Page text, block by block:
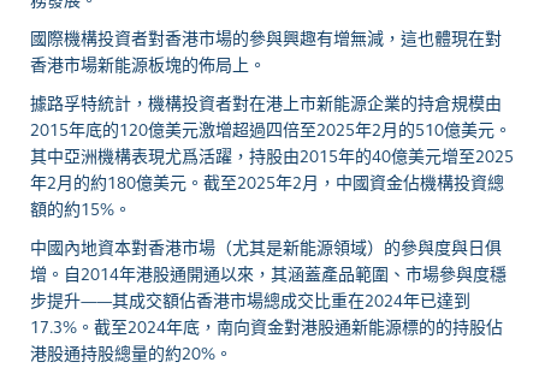
國際機構投資者對香港市場的參與興趣有增無減，這也體現在對
香港市場新能源板塊的佈局上。
據路孚特統計，機構投資者對在港上市新能源企業的持倉規模由
2015年底的120億美元激增超過四倍至2025年2月的510億美元。
其中亞洲機構表現尤爲活躍，持股由2015年的40億美元增至2025
年2月的約180億美元。截至2025年2月，中國資金佔機構投資總
額的約15%。
中國內地資本對香港市場（尤其是新能源領域）的參與度與日俱
增。自2014年港股通開通以來，其涵蓋產品範圍、市場參與度穩
步提升——其成交額佔香港市場總成交比重在2024年已達到
17.3%。截至2024年底，南向資金對港股通新能源標的的持股佔
港股通持股總量的約20%。